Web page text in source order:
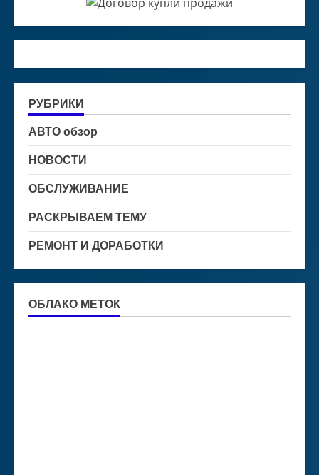
РУБРИКИ
АВТО обзор
НОВОСТИ
ОБСЛУЖИВАНИЕ
РАСКРЫВАЕМ ТЕМУ
РЕМОНТ И ДОРАБОТКИ
ОБЛАКО МЕТОК